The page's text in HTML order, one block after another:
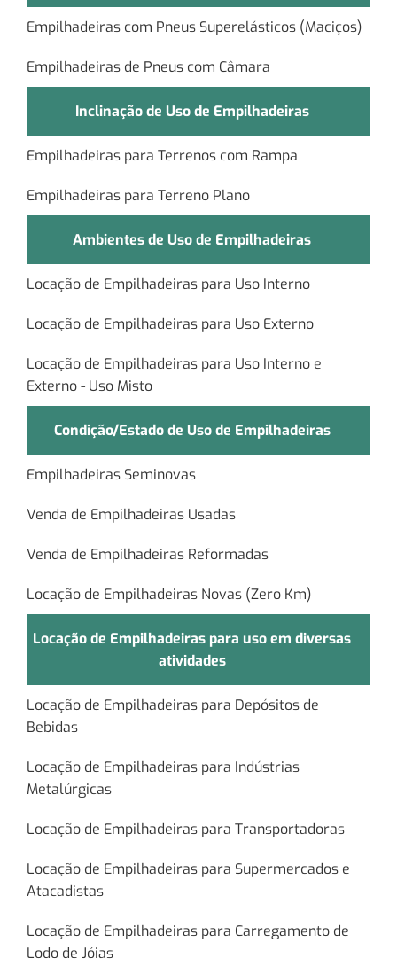
Empilhadeiras com Pneus Superelásticos (Maciços)
Empilhadeiras de Pneus com Câmara
Inclinação de Uso de Empilhadeiras
Empilhadeiras para Terrenos com Rampa
Empilhadeiras para Terreno Plano
Ambientes de Uso de Empilhadeiras
Locação de Empilhadeiras para Uso Interno
Locação de Empilhadeiras para Uso Externo
Locação de Empilhadeiras para Uso Interno e
Externo - Uso Misto
Condição/Estado de Uso de Empilhadeiras
Empilhadeiras Seminovas
Venda de Empilhadeiras Usadas
Venda de Empilhadeiras Reformadas
Locação de Empilhadeiras Novas (Zero Km)
Locação de Empilhadeiras para uso em diversas
atividades
Locação de Empilhadeiras para Depósitos de
Bebidas
Locação de Empilhadeiras para Indústrias
Metalúrgicas
Locação de Empilhadeiras para Transportadoras
Locação de Empilhadeiras para Supermercados e
Atacadistas
Locação de Empilhadeiras para Carregamento de
Lodo de Jóias